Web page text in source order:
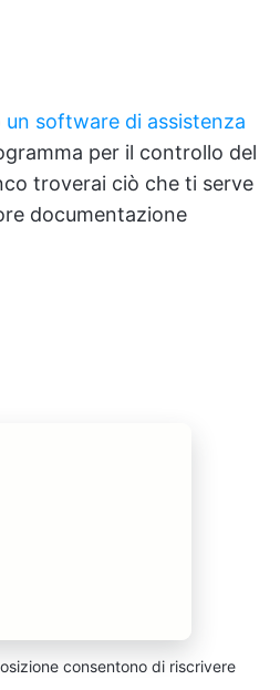
un software di assistenza
per il controllo del
troverai ciò che ti serve
documentazione
consentono di riscrivere